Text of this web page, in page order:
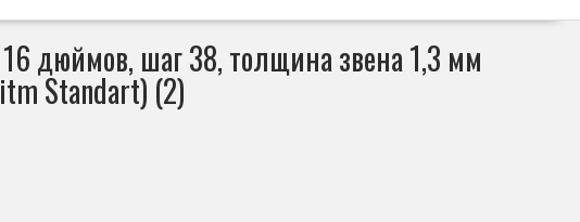
дюймов, шаг 38, толщина звена 1,3 мм
Standart) (2)